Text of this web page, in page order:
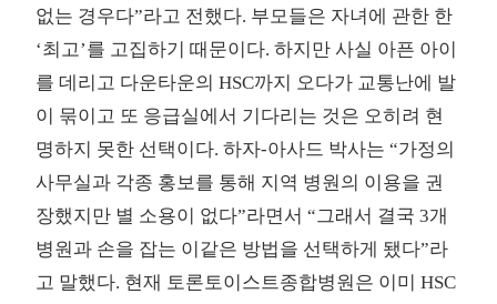
없는 경우다”라고 전했다. 부모들은 자녀에 관한 한
‘최고’를 고집하기 때문이다. 하지만 사실 아픈 아이
를 데리고 다운타운의 HSC까지 오다가 교통난에 발
이 묶이고 또 응급실에서 기다리는 것은 오히려 현
명하지 못한 선택이다. 하자-아사드 박사는 “가정의
사무실과 각종 홍보를 통해 지역 병원의 이용을 권
장했지만 별 소용이 없다”라면서 “그래서 결국 3개
병원과 손을 잡는 이같은 방법을 선택하게 됐다”라
고 말했다. 현재 토론토이스트종합병원은 이미 HSC